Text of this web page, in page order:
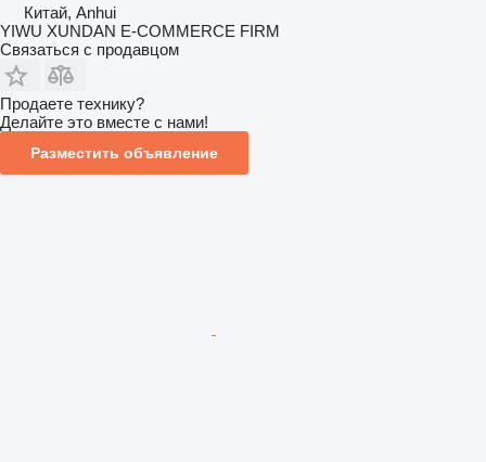
Китай, Anhui
YIWU XUNDAN E-COMMERCE FIRM
Связаться с продавцом
Продаете технику?
Делайте это вместе с нами!
Разместить объявление